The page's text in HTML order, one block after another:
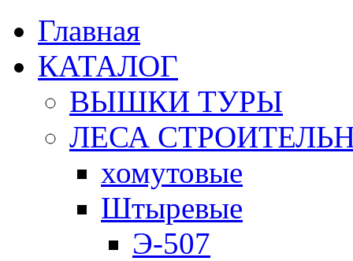
Главная
КАТАЛОГ
ВЫШКИ ТУРЫ
ЛЕСА
хомутовые
Штыревые
Э-507